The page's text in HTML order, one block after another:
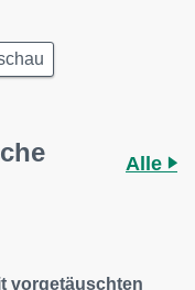
Alle
vorgetäuschten